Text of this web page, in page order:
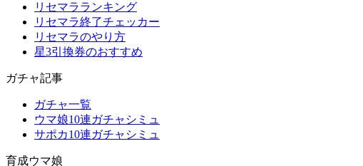
リセマラランキング
リセマラ終了チェッカー
リセマラのやり方
星3引換券のおすすめ
ガチャ記事
ガチャ一覧
ウマ娘10連ガチャシミュ
サポカ10連ガチャシミュ
育成ウマ娘